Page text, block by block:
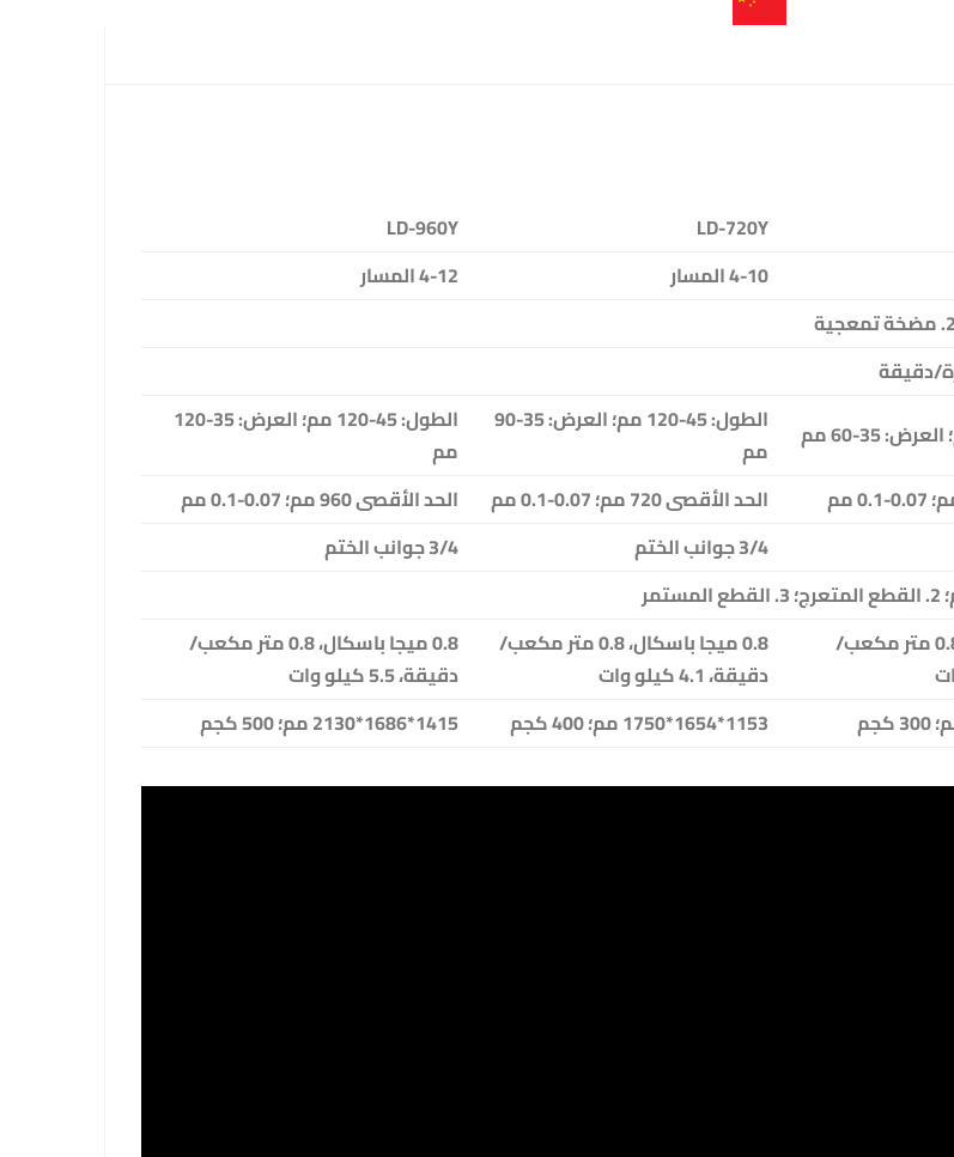
LD-720Y
LD-960Y
4-10 المسار
4-12 المسار
الطول: 45-120 مم؛ العرض: 35-90
مم
الطول: 45-120 مم؛ العرض: 35-120
مم
الحد الأقصى 720 مم؛ 0.07-0.1 مم
الحد الأقصى 960 مم؛ 0.07-0.1 مم
3/4 جوانب الختم
3/4 جوانب الختم
0.8 ميجا باسكال، 0.8 متر مكعب/
0.8 ميجا باسكال، 0.8 متر مكعب/
دقيقة، 4.1 كيلو وات
0.8 ميجا باسكال، 0.8 متر مكعب/
دقيقة، 5.5 كيلو وات
1153*1654*1750 مم؛ 400 كجم 1415*1686*2130 مم؛ 500 كجم